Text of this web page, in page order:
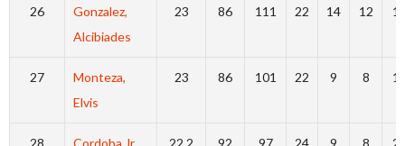
26
Gonzalez,
Alcibiades
23 86 111 22 14 12
27
Monteza,
Elvis
23 86 101 22 9 8
28
Cordoba Jr.,
22.2 92 97 24 9 8